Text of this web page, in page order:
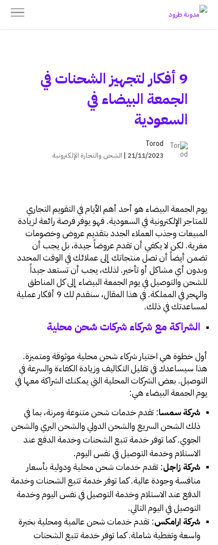
9 أفكار لتجهيز الشحنات في
الجمعة البيضاء في
السعودية
Torod
21/11/2023 |
الشحن والتجارة الإلكترونية
يوم الجمعة البيضاء هو أحد أهم الأيام في التقويم التجاري
للمتاجر الإلكترونية في السعودية. فهو يوفر فرصة رائعة لزيادة
المبيعات وجذب العملاء الجدد بتقديم عروض وخصومات
مغرية. لكن لا يكفي أن تقدم عروضاً جيدة، بل يجب أن
تضمن أيضاً أن تصل منتجاتك إلى عملائك في الوقت المحدد
وبدون أي مشاكل أو تأخير. لذلك، يجب أن تستعد جيداً
للشحن والتوصيل في يوم الجمعة البيضاء إلى كل المناطق
والهجر في المملكة. في هذا المقال، سنقدم لك 9 أفكار عملية
لمساعدتك في ذلك.
الشراكة مع شركاء شركات شحن محلية
أول خطوة هي اختيار شركاء شحن محلية موثوقة ومتميزة.
هذا سيساعدك في تقليل التكاليف وزيادة الكفاءة والسرعة في
التوصيل. بعض الشركات المحلية التي يمكنك الشراكة معها في
يوم الجمعة البيضاء هي:
شركة سمسا: تقدم خدمات شحن متنوعة ومرنة، بما في
ذلك الشحن السريع والشحن الدولي والشحن البري والشحن
الجوي. كما توفر خدمة تتبع الشحنات وخدمة الدفع عند
الاستلام وخدمة التوصيل في نفس اليوم.
شركة زاجل: تقدم خدمات شحن محلية ودولية بأسعار
منافسة وجودة عالية. كما توفر خدمة تتبع الشحنات وخدمة
الدفع عند الاستلام وخدمة التوصيل في نفس اليوم وخدمة
التوصيل في اليوم التالي.
شركة ارامكس: تقدم خدمات شحن عالمية ومحلية بخبرة
واسعة وتغطية شاملة. كما توفر خدمة تتبع الشحنات